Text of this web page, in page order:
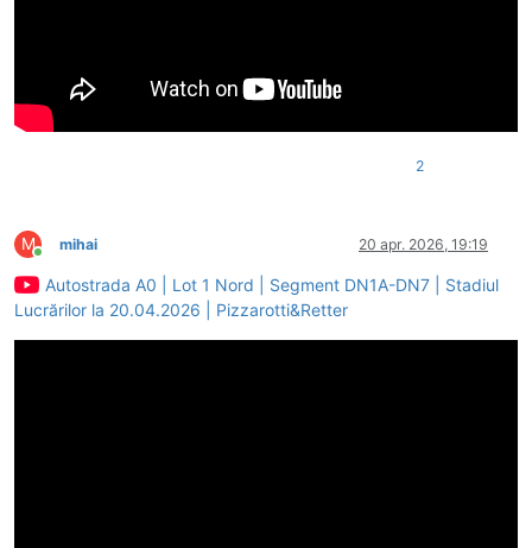
2
M
Conectat
mihai 20 apr. 2026, 19:19
Autostrada A0 | Lot 1 Nord | Segment DN1A-DN7 | Stadiul
Lucrărilor la 20.04.2026 | Pizzarotti&Retter